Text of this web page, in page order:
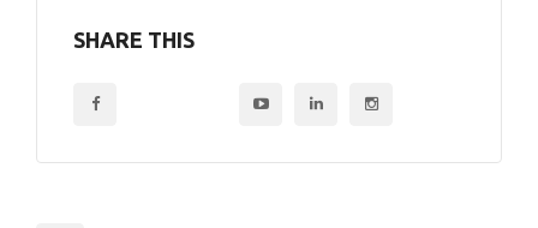
SHARE THIS